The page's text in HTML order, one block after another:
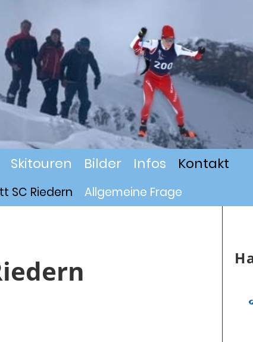
Skitouren Bilder Infos Kontakt
SC Riedern Allgemeine Frage